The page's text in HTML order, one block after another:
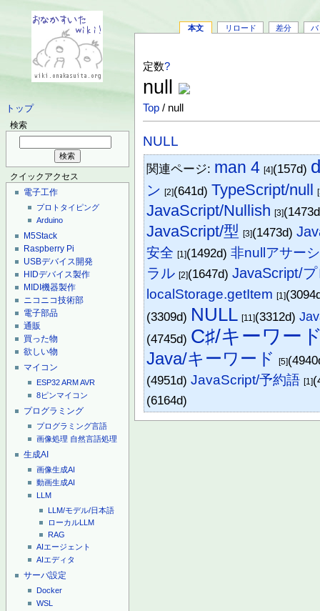
トップ
検索
クイックアクセス
電子工作
プロトタイピング
Arduino
M5Stack
Raspberry Pi
USBデバイス開発
HIDデバイス製作
MIDI機器製作
ニコニコ技術部
電子部品
通販
買った物
欲しい物
マイコン
ESP32ARMAVR
8ピンマイコン
プログラミング
プログラミング言語
画像処理 自然言語処理
生成AI
画像生成AI
動画生成AI
LLM
LLM/モデル/日本語
ローカルLLM
RAG
AIエージェント
AIエディタ
サーバ設定
Docker
WSL
本文 リロード 差分 バ
定数?
null
Top / null
NULL
関連ページ: man 4 [4](157d)
ン [2](641d) TypeScript/null
JavaScript/Nullish [3]
JavaScript/型 [3](1473d)
安全 [1](1492d)非nullアサー
ラル [2](1647d)JavaScript/
localStorage.getItem [1]
(3309d) NULL [11](3312d)
(4745d) C♯/キーワー
Java/キーワード [5]
(4951d)JavaScript/予約語 [1]
(6164d)